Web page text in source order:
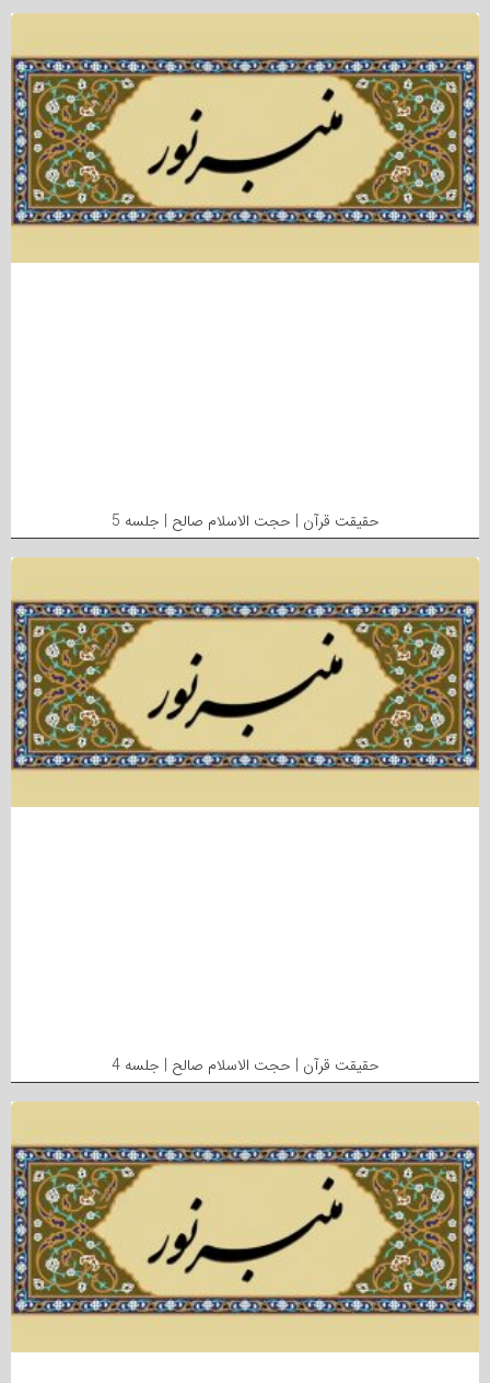
حقیقت قرآن | حجت الاسلام صالح | جلسه 5
حقیقت قرآن | حجت الاسلام صالح | جلسه 4